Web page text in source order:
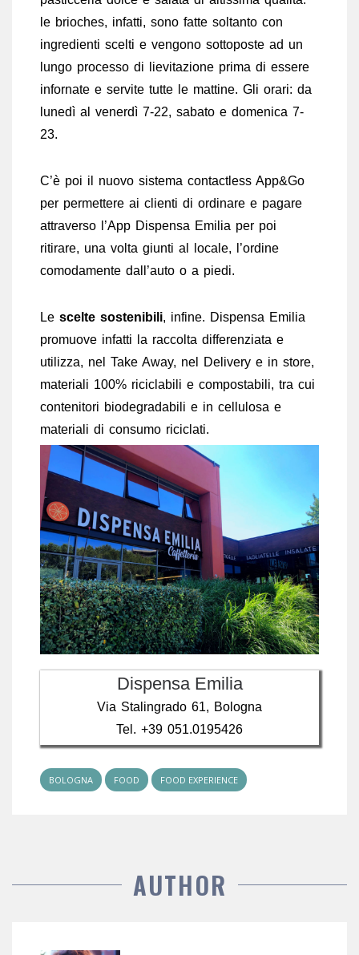
le brioches, infatti, sono fatte soltanto con
ingredienti scelti e vengono sottoposte ad un
lungo processo di lievitazione prima di essere
infornate e servite tutte le mattine. Gli orari: da
lunedì al venerdì 7-22, sabato e domenica 7-
23.
C’è poi il nuovo sistema contactless App&Go
per permettere ai clienti di ordinare e pagare
attraverso l’App Dispensa Emilia per poi
ritirare, una volta giunti al locale, l’ordine
comodamente dall’auto o a piedi.
Le scelte sostenibili, infine. Dispensa Emilia
promuove infatti la raccolta differenziata e
utilizza, nel Take Away, nel Delivery e in store,
materiali 100% riciclabili e compostabili, tra cui
contenitori biodegradabili e in cellulosa e
materiali di consumo riciclati.
Dispensa Emilia
Via Stalingrado 61, Bologna
Tel. +39 051.0195426
BOLOGNA FOOD FOOD EXPERIENCE
AUTHOR